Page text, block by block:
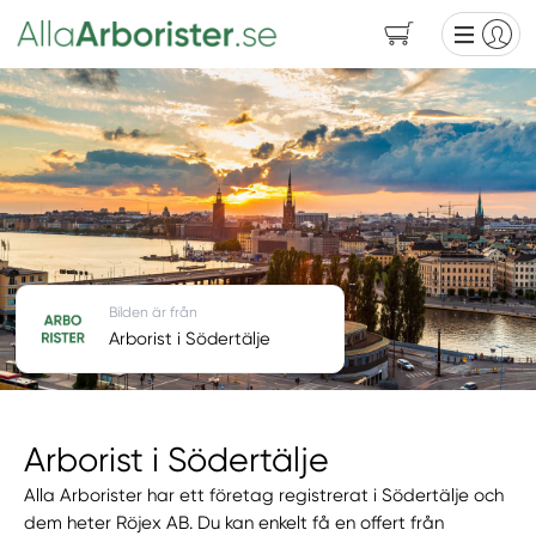
Arborist i Södertälje
Alla Arborister har ett företag registrerat i Södertälje och
dem heter Röjex AB. Du kan enkelt få en offert från
Bilden är från
Arborist i Södertälje